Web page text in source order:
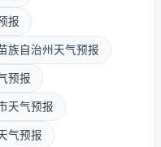
报
族自治州天气预报
预报
天气预报
气预报